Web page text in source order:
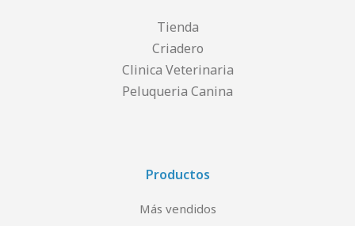
Tienda
Criadero
Clinica Veterinaria
Peluqueria Canina
Productos
Más vendidos